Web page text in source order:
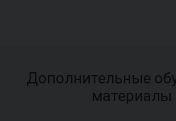
Дополнительные
материалы